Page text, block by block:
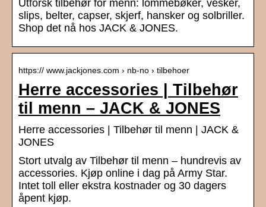
Utforsk tilbehør for menn: lommebøker, vesker,
slips, belter, capser, skjerf, hansker og solbriller.
Shop det nå hos JACK & JONES.
https:// www.jackjones.com › nb-no › tilbehoer
Herre accessories | Tilbehør
til menn – JACK & JONES
Herre accessories | Tilbehør til menn | JACK &
JONES
Stort utvalg av Tilbehør til menn – hundrevis av
accessories. Kjøp online i dag på Army Star.
Intet toll eller ekstra kostnader og 30 dagers
åpent kjøp.